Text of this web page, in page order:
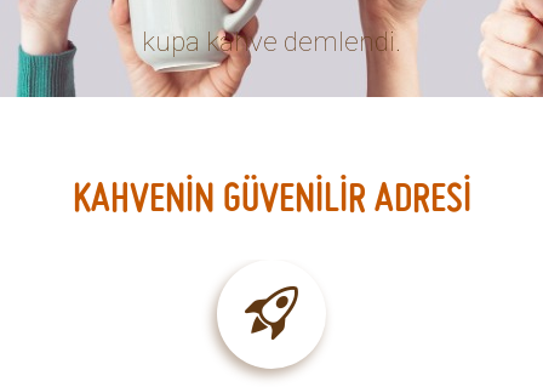
kupa kahve demlendi.
KAHVENİN GÜVENİLİR ADRESİ